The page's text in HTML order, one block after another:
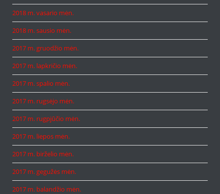
2018 m. vasario mėn.
2018 m. sausio mėn.
2017 m. gruodžio mėn.
2017 m. lapkričio mėn.
2017 m. spalio mėn.
2017 m. rugsėjo mėn.
2017 m. rugpjūčio mėn.
2017 m. liepos mėn.
2017 m. birželio mėn.
2017 m. gegužės mėn.
2017 m. balandžio mėn.